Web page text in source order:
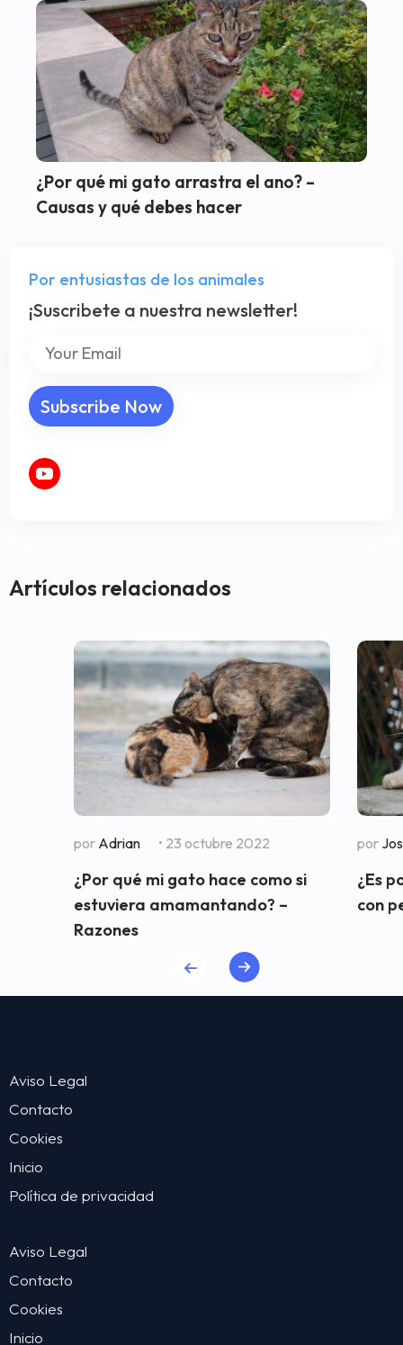
¿Por qué mi gato arrastra el ano? –
Causas y qué debes hacer
Por entusiastas de los animales
¡Suscribete a nuestra newsletter!
Artículos relacionados
por Adrian • 23 octubre 2022
¿Por qué mi gato hace como si
estuviera amamantando? –
Razones
por
¿Es
con
Aviso Legal
Contacto
Cookies
Inicio
Política de privacidad
Aviso Legal
Contacto
Cookies
Inicio